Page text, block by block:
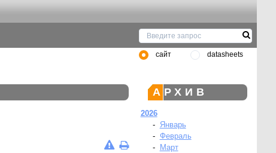
сайт datasheets
АРХИВ
2026
-
Январь
- Февраль
-
Март